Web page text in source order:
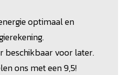
optimaal en
beschikbaar voor later.
ons met een 9,5!